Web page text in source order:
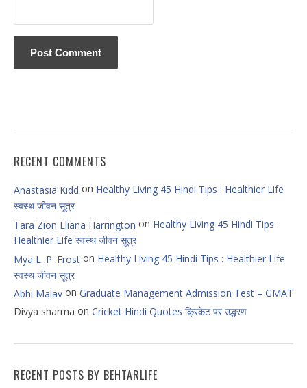
RECENT COMMENTS
Anastasia Kidd on Healthy Living 45 Hindi Tips : Healthier Life
स्वस्थ जीवन सूत्र
Tara Zion Eliana Harrington on Healthy Living 45 Hindi Tips :
Healthier Life स्वस्थ जीवन सूत्र
Mya L. P. Frost on Healthy Living 45 Hindi Tips : Healthier Life
स्वस्थ जीवन सूत्र
Abhi Malav on Graduate Management Admission Test – GMAT
Divya sharma on Cricket Hindi Quotes क्रिकेट पर उद्धरण
RECENT POSTS BY BEHTARLIFE